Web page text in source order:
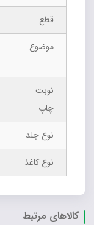
قطع
موضوع
نوبت
چاپ
نوع جلد
نوع کاغذ
کالاهای مرتبط